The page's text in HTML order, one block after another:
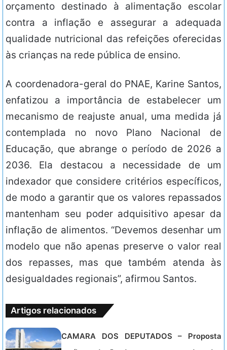
orçamento destinado à alimentação escolar
contra a inflação e assegurar a adequada
qualidade nutricional das refeições oferecidas
às crianças na rede pública de ensino.
A coordenadora-geral do PNAE, Karine Santos,
enfatizou a importância de estabelecer um
mecanismo de reajuste anual, uma medida já
contemplada no novo Plano Nacional de
Educação, que abrange o período de 2026 a
2036. Ela destacou a necessidade de um
indexador que considere critérios específicos,
de modo a garantir que os valores repassados
mantenham seu poder adquisitivo apesar da
inflação de alimentos. “Devemos desenhar um
modelo que não apenas preserve o valor real
dos repasses, mas que também atenda às
desigualdades regionais”, afirmou Santos.
Artigos relacionados
CAMARA DOS DEPUTADOS – Proposta